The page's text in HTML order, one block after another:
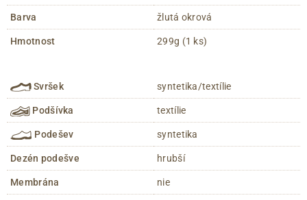
Barva žlutá okrová
Hmotnost 299g (1 ks)
Svršek syntetika/textílie
Podšívka textílie
Podešev syntetika
Dezén podešve hrubší
Membrána nie